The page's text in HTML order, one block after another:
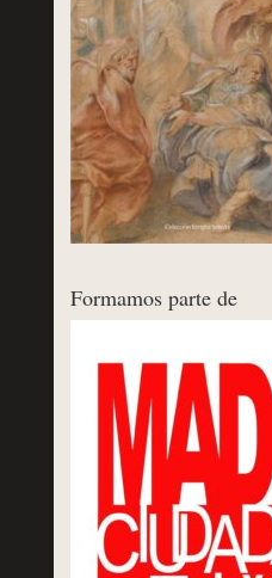
Formamos parte de